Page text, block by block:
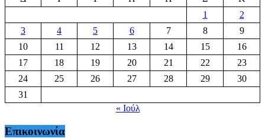
1
2
3
4 5 6 7 8
9
10
11 12 13 14 15
16
17
18 19 20 21 22
23
24
25 26 27 28 29
30
31
« Ιούλ
Επικοινωνία